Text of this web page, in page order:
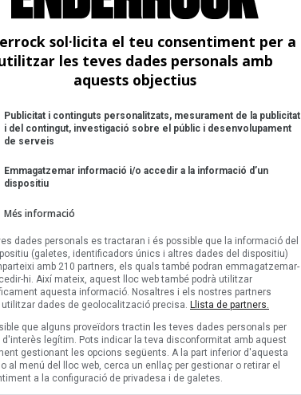
les invitacions pel
LlibreSons
<<
sol·licita el teu consentiment per a
les teves dades personals amb
aquests objectius
Publicitat i continguts personalitzats, mesurament de la publicitat
i del contingut, investigació sobre el públic i desenvolupament
de serveis
Emmagatzemar informació i/o accedir a la informació d’un
dispositiu
Més informació
dades personals es tractaran i és possible que la informació del
(galetes, identificadors únics i altres dades del dispositiu)
amb 210 partners, els quals també podran emmagatzemar-
hi. Així mateix, aquest lloc web també podrà utilitzar
aquesta informació. Nosaltres i els nostres partners
utilitzar dades de geolocalització precisa. Llista de partners.
que alguns proveïdors tractin les teves dades personals per
d'interès legítim. Pots indicar la teva disconformitat amb aquest
gestionant les opcions següents. A la part inferior d'aquesta
al menú del lloc web, cerca un enllaç per gestionar o retirar el
a la configuració de privadesa i de galetes.